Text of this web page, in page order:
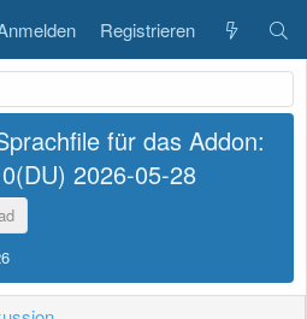
Registrieren
für das Addon:
2026-05-28